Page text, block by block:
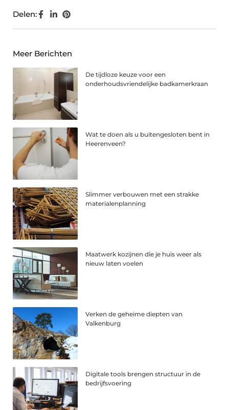
Delen:
Meer Berichten
De tijdloze keuze voor een
onderhoudsvriendelijke badkamerkraan
Wat te doen als u buitengesloten bent in
Heerenveen?
Slimmer verbouwen met een strakke
materialenplanning
Maatwerk kozijnen die je huis weer als
nieuw laten voelen
Verken de geheime diepten van
Valkenburg
Digitale tools brengen structuur in de
bedrijfsvoering